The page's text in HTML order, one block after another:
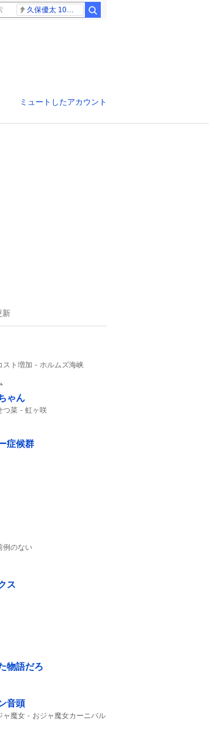
久保優太 10代女性
ミュートしたアカウント
新
スト増加 ホルムズ海峡
ゃん
つ菜 虹ヶ咲
症候群
例のない
ス
物語だろ
音頭
ャ魔女
おジャ魔女カーニバル